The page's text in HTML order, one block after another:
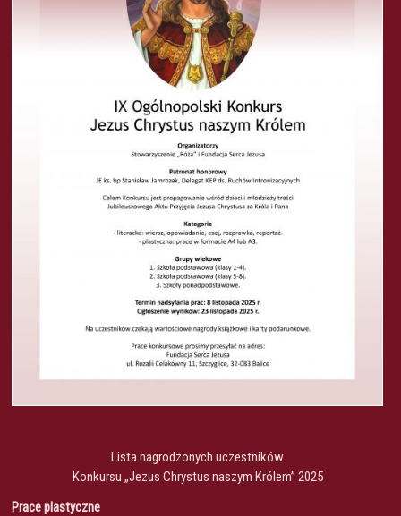
Lista nagrodzonych uczestników
Konkursu „Jezus Chrystus naszym Królem” 2025
Prace plastyczne